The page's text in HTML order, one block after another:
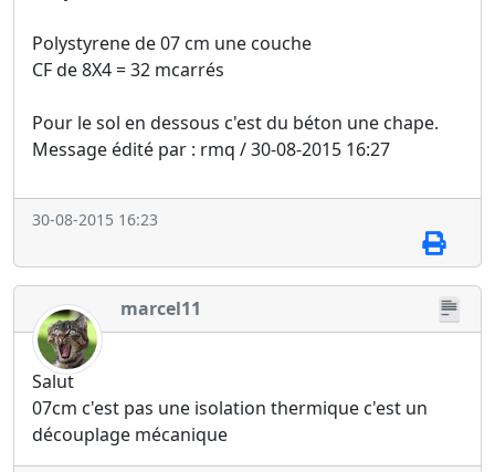
Polystyrene de 07 cm une couche
CF de 8X4 = 32 mcarrés
Pour le sol en dessous c'est du béton une chape.
Message édité par : rmq / 30-08-2015 16:27
30-08-2015 16:23
marcel11
Salut
07cm c'est pas une isolation thermique c'est un
découplage mécanique